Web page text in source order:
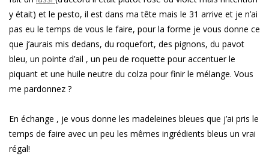
y était) et le pesto, il est dans ma tête mais le 31 arrive et je n’ai
pas eu le temps de vous le faire, pour la forme je vous donne ce
que j’aurais mis dedans, du roquefort, des pignons, du pavot
bleu, un pointe d’ail , un peu de roquette pour accentuer le
piquant et une huile neutre du colza pour finir le mélange. Vous
me pardonnez ?
En échange , je vous donne les madeleines bleues que j’ai pris le
temps de faire avec un peu les mêmes ingrédients bleus un vrai
régal!